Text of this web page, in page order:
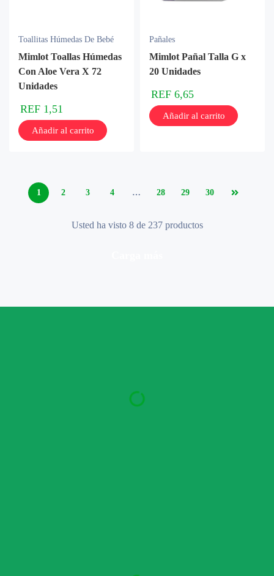
Toallitas Húmedas De Bebé
Mimlot Toallas Húmedas
Con Aloe Vera X 72
Unidades
REF 1,51
Añadir al carrito
Pañales
Mimlot Pañal Talla G x
20 Unidades
REF 6,65
Añadir al carrito
1 2 3 4 … 28 29 30
Usted ha visto 8 de 237 productos